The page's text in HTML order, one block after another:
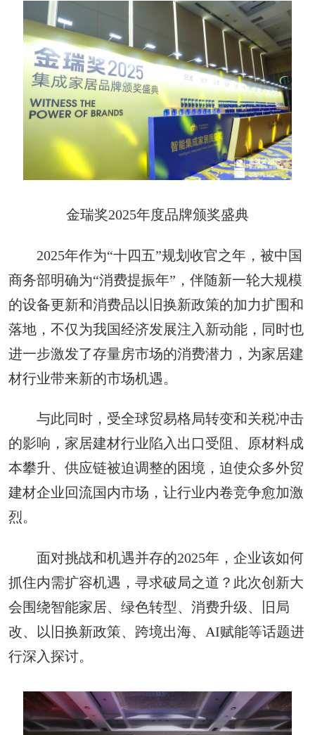
金瑞奖2025年度品牌颁奖盛典
2025年作为“十四五”规划收官之年，被中国
商务部明确为“消费提振年”，伴随新一轮大规模
的设备更新和消费品以旧换新政策的加力扩围和
落地，不仅为我国经济发展注入新动能，同时也
进一步激发了存量房市场的消费潜力，为家居建
材行业带来新的市场机遇。
与此同时，受全球贸易格局转变和关税冲击
的影响，家居建材行业陷入出口受阻、原材料成
本攀升、供应链被迫调整的困境，迫使众多外贸
建材企业回流国内市场，让行业内卷竞争愈加激
烈。
面对挑战和机遇并存的2025年，企业该如何
抓住内需扩容机遇，寻求破局之道？此次创新大
会围绕智能家居、绿色转型、消费升级、旧局
改、以旧换新政策、跨境出海、AI赋能等话题进
行深入探讨。